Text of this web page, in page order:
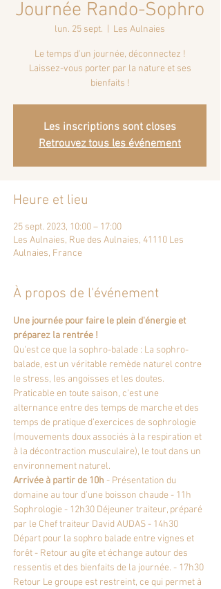
Journée Rando-Sophro
lun. 25 sept. Les Aulnaies
Le temps d'un journée, déconnectez !
Laissez-vous porter par la nature et ses
bienfaits !
Les inscriptions sont closes
Retrouvez tous les événement
Heure et lieu
25 sept. 2023, 10:00 – 17:00
Les Aulnaies, Rue des Aulnaies, 41110 Les
Aulnaies, France
À propos de l'événement
Une journée pour faire le plein d'énergie et
préparez la rentrée !
Qu'est ce que la sophro-balade : La sophro-
balade, est un véritable remède naturel contre
le stress, les angoisses et les doutes.
Praticable en toute saison, c'est une
alternance entre des temps de marche et des
temps de pratique d’exercices de sophrologie
(mouvements doux associés à la respiration et
à la décontraction musculaire), le tout dans un
environnement naturel.
Arrivée à partir de 10h - Présentation du
domaine au tour d’une boisson chaude - 11h
Sophrologie - 12h30 Déjeuner traiteur, préparé
par le Chef traiteur David AUDAS - 14h30
Départ pour la sophro balade entre vignes et
forêt - Retour au gîte et échange autour des
ressentis et des bienfaits de la journée. - 17h30
Retour Le groupe est restreint, ce qui permet à